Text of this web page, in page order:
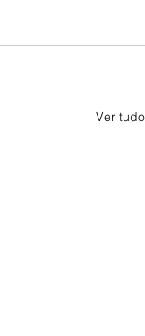
Ver tudo